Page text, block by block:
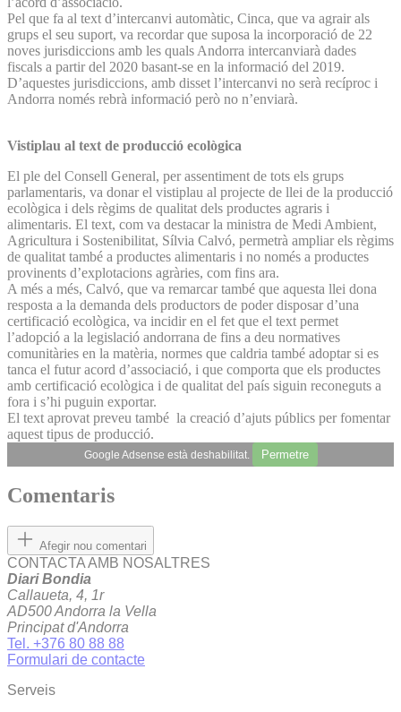
Pel que fa al text d’intercanvi automàtic, Cinca, que va agrair als
grups el seu suport, va recordar que suposa la incorporació de 22
noves jurisdiccions amb les quals Andorra intercanviarà dades
fiscals a partir del 2020 basant-se en la informació del 2019.
D’aquestes jurisdiccions, amb disset l’intercanvi no serà recíproc i
Andorra només rebrà informació però no n’enviarà.
Vistiplau al text de producció ecològica
El ple del Consell General, per assentiment de tots els grups
parlamentaris, va donar el vistiplau al projecte de llei de la producció
ecològica i dels règims de qualitat dels productes agraris i
alimentaris. El text, com va destacar la ministra de Medi Ambient,
Agricultura i Sostenibilitat, Sílvia Calvó, permetrà ampliar els règims
de qualitat també a productes alimentaris i no només a productes
provinents d’explotacions agràries, com fins ara.
A més a més, Calvó, que va remarcar també que aquesta llei dona
resposta a la demanda dels productors de poder disposar d’una
certificació ecològica, va incidir en el fet que el text permet
l’adopció a la legislació andorrana de fins a deu normatives
comunitàries en la matèria, normes que caldria també adoptar si es
tanca el futur acord d’associació, i que comporta que els productes
amb certificació ecològica i de qualitat del país siguin reconeguts a
fora i s’hi puguin exportar.
El text aprovat preveu també la creació d’ajuts públics per fomentar
aquest tipus de producció.
Google Adsense està deshabilitat. Permetre
Comentaris
Afegir nou comentari
CONTACTA AMB NOSALTRES
Diari Bondia
Callaueta, 4, 1r
AD500 Andorra la Vella
Principat d'Andorra
Tel. +376 80 88 88
Formulari de contacte
Serveis